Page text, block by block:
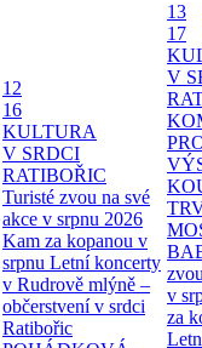
12
16
KULTURA
V SRDCI
RATIBOŘIC
Turisté zvou na své
akce v srpnu 2026
Kam za kopanou v
srpnu Letní koncerty
v Rudrově mlýně –
občerstvení v srdci
Ratibořic
13
17
V
v
za